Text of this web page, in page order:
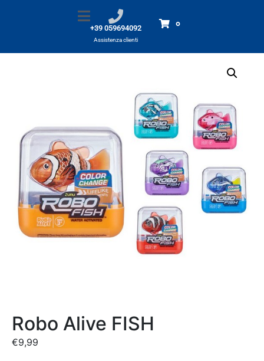
+39 059694092
Assistenza clienti
0
Prodotti Robo Alive FISH
Robo Alive FISH
€9,99